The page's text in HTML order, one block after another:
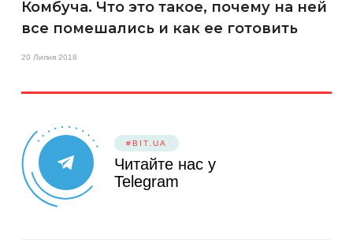
Комбуча. Что это такое, почему на ней
все помешались и как ее готовить
20 Липня 2018
#BIT.UA
Читайте нас у
Telegram